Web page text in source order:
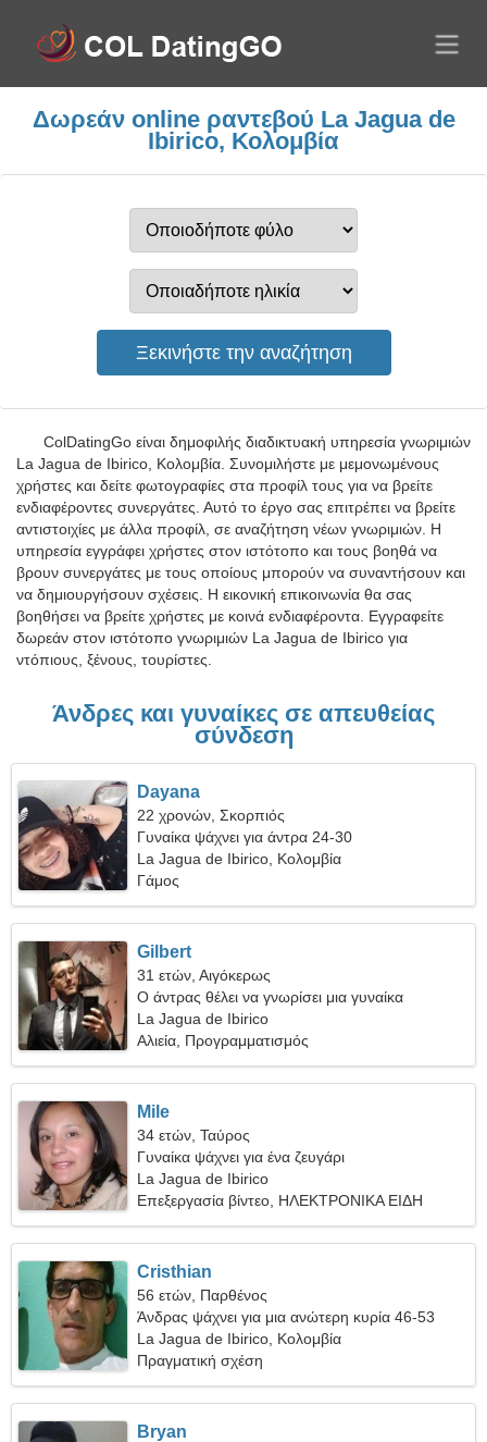
Δωρεάν online ραντεβού La Jagua de
Ibirico, Κολομβία
ColDatingGo είναι δημοφιλής διαδικτυακή υπηρεσία γνωριμιών
La Jagua de Ibirico, Κολομβία. Συνομιλήστε με μεμονωμένους
χρήστες και δείτε φωτογραφίες στα προφίλ τους για να βρείτε
ενδιαφέροντες συνεργάτες. Αυτό το έργο σας επιτρέπει να βρείτε
αντιστοιχίες με άλλα προφίλ, σε αναζήτηση νέων γνωριμιών. Η
υπηρεσία εγγράφει χρήστες στον ιστότοπο και τους βοηθά να
βρουν συνεργάτες με τους οποίους μπορούν να συναντήσουν και
να δημιουργήσουν σχέσεις. Η εικονική επικοινωνία θα σας
βοηθήσει να βρείτε χρήστες με κοινά ενδιαφέροντα. Εγγραφείτε
δωρεάν στον ιστότοπο γνωριμιών La Jagua de Ibirico για
ντόπιους, ξένους, τουρίστες.
Άνδρες και γυναίκες σε απευθείας
σύνδεση
Dayana
22 χρονών, Σκορπιός
Γυναίκα ψάχνει για άντρα 24-30
La Jagua de Ibirico, Κολομβία
Γάμος
Gilbert
31 ετών, Αιγόκερως
Ο άντρας θέλει να γνωρίσει μια γυναίκα
La Jagua de Ibirico
Αλιεία, Προγραμματισμός
Mile
34 ετών, Ταύρος
Γυναίκα ψάχνει για ένα ζευγάρι
La Jagua de Ibirico
Επεξεργασία βίντεο, ΗΛΕΚΤΡΟΝΙΚΑ ΕΙΔΗ
Cristhian
56 ετών, Παρθένος
Άνδρας ψάχνει για μια ανώτερη κυρία 46-53
La Jagua de Ibirico, Κολομβία
Πραγματική σχέση
Bryan